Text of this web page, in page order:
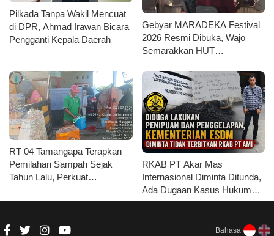
Pilkada Tanpa Wakil Mencuat
di DPR, Ahmad Irawan Bicara
Pengganti Kepala Daerah
Gebyar MARADEKA Festival
2026 Resmi Dibuka, Wajo
Semarakkan HUT
Lomba dan Aksi Kebersihan
RT 04 Tamangapa Terapkan
Pemilahan Sampah Sejak
Tahun Lalu, Perkuat
RKAB PT Akar Mas
Internasional Diminta Ditunda,
Ada Dugaan Kasus Hukum
yang Belum Tuntas
Bahasa